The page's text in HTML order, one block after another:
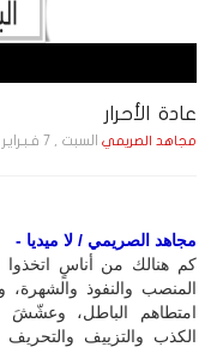
عادة الأحرار
مجاهد الصريمي السبت , 7 فـبـرايـر , 2026 الساعة 12:09:56 AM
مجاهد الصريمي / لا ميديا -
كم هنالك من أناسٍ
المنصب والنفوذ والشهرة،
امتطاهم الباطل، وعشّشَ
الكذب والتزييف